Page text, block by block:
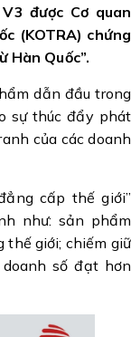
được Cơ quan
(KOTRA) chứng
Hàn Quốc”.
dẫn đầu trong
sự thúc đẩy phát
của các doanh
cấp thế giới”
như: sản phẩm
thế giới; chiếm giữ
số đạt hơn